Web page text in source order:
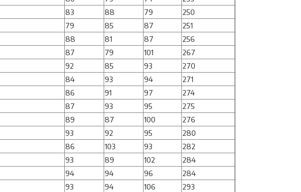
83 88 79
250
79 85 87
251
88 81 87
256
87 79 101
267
92 85 93
270
84 93 94
271
86 91 97
274
87 93 95
275
89 87 100
276
93 92 95
280
86 103 93
282
93 89 102
284
94 94 96
284
93 94 106
293